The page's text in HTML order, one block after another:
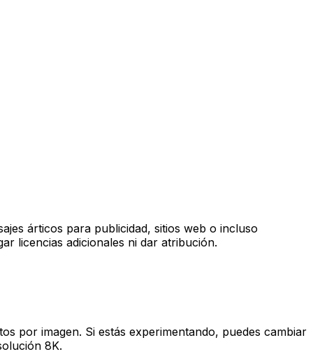
árticos para publicidad, sitios web o incluso
licencias adicionales ni dar atribución.
por imagen. Si estás experimentando, puedes cambiar
8K.